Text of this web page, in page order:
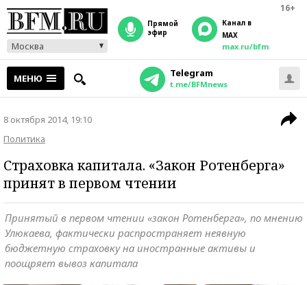
16+
Москва
прямой
эфир
Канал в
MAX
max.ru/bfm
МЕНЮ Telegram
t.me/BFMnews
8 октября 2014, 19:10
Политика
Страховка капитала. «Закон Ротенберга»
принят в первом чтении
Принятый в первом чтении «закон Ротенберга», по мнению
Улюкаева, фактически распространяет неявную
бюджетную страховку на иностранные активы и
поощряет вывоз капитала